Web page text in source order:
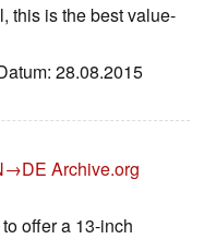
this is the best value-
28.08.2015
Archive.org
offer a 13-inch